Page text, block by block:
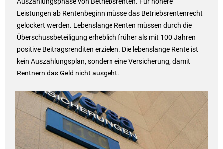
Auszahlungsphase von Betriebsrenten. Für höhere
Leistungen ab Rentenbeginn müsse das Betriebsrentenrecht
gelockert werden. Lebenslange Renten müssen durch die
Überschussbeteiligung erheblich früher als mit 100 Jahren
positive Beitragsrenditen erzielen. Die lebenslange Rente ist
kein Auszahlungsplan, sondern eine Versicherung, damit
Rentnern das Geld nicht ausgeht.